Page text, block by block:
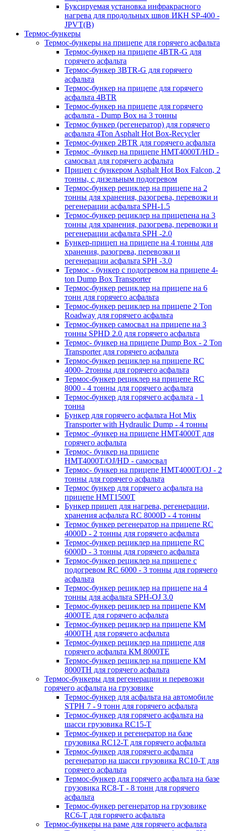
Буксируемая установка инфракрасного
нагрева для продольных швов ИКН SP-400 -
JPVT(B)
Термос-бункеры
Термос-бункеры на прицепе для горячего асфальта
Термос-бункер на прицепе 4BTR-G для
горячего асфальта
Термос-бункер 3BTR-G для горячего
асфальта
Термос-бункер на прицепе для горячего
асфальта 4BTR
Термос-бункер на прицепе для горячего
асфальта - Dump Box на 3 тонны
Термос бункер (регенератор) для горячего
асфальта 4Ton Asphalt Hot Box-Recycler
Термос-бункер 2BTR для горячего асфальта
Термос -бункер на прицепе HMT4000T/HD -
самосвал для горячего асфальта
Прицеп с бункером Asphalt Hot Box Falcon, 2
тонны, с дизельным подогревом
Термос-бункер рециклер на прицепе на 2
тонны для хранения, разогрева, перевозки и
регенерации асфальта SPH-1.5
Термос-бункер рециклер на прицепена на 3
тонны для хранения, разогрева, перевозки и
регенерации асфальта SPH -2.0
Бункер-прицеп на прицепе на 4 тонны для
хранения, разогрева, перевозки и
регенерации асфальта SPH -3.0
Термос - бункер с подогревом на прицепе 4-
ton Dump Box Transporter
Термос-бункер рециклер на прицепе на 6
тонн для горячего асфальта
Термос-бункер рециклер на прицепе 2 Ton
Roadway для горячего асфальта
Термос-бункер самосвал на прицепе на 3
тонны SPHD 2.0 для горячего асфальта
Термос- бункер на прицепе Dump Box - 2 Ton
Transporter для горячего асфальта
Термос-бункер рециклер на прицепе RC
4000- 2тонны для горячего асфальта
Термос-бункер рециклер на прицепе RC
8000 - 4 тонны для горячего асфальта
Термос-бункер для горячего асфальта - 1
тонна
Бункер для горячего асфальта Hot Mix
Transporter with Hydraulic Dump - 4 тонны
Термос -бункер на прицепе HMT4000T для
горячего асфальта
Термос- бункер на прицепе
HMT4000T/OJ/HD - самосвал
Термос- бункер на прицепе HMT4000T/OJ - 2
тонны для горячего асфальта
Термос бункер для горячего асфальта на
прицепе HMT1500T
Бункер прицеп для нагрева, регенерации,
хранения асфальта RC 8000D - 4 тонны
Термос бункер регенератор на прицепе RC
4000D - 2 тонны для горячего асфальта
Термос-бункер рециклер на прицепе RC
6000D - 3 тонны для горячего асфальта
Термос-бункер рециклер на прицепе с
подогревом RC 6000 - 3 тонны для горячего
асфальта
Термос-бункер рециклер на прицепе на 4
тонны для асфальта SPH-OJ 3.0
Термос-бункер рециклер на прицепе КМ
4000ТЕ для горячего асфальта
Термос-бункер рециклер на прицепе КМ
4000ТН для горячего асфальта
Термос-бункер рециклер на прицепе для
горячего асфальта КМ 8000ТЕ
Термос-бункер рециклер на прицепе КМ
8000ТH для горячего асфальта
Термос-бункеры для регенерации и перевозки
горячего асфальта на грузовике
Термос-бункер для асфальта на автомобиле
STPH 7 - 9 тонн для горячего асфальта
Термос-бункер для горячего асфальта на
шасси грузовика RC15-T
Термос-бункер и регенератор на базе
грузовика RC12-T для горячего асфальта
Термос-бункер для горячего асфальта
регенератор на шасси грузовика RC10-T для
горячего асфальта
Термос-бункер для горячего асфальта на базе
грузовика RC8-T - 8 тонн для горячего
асфальта
Термос-бункер регенератор на грузовикe
RC6-T для горячего асфальта
Термос-бункеры на раме для горячего асфальта